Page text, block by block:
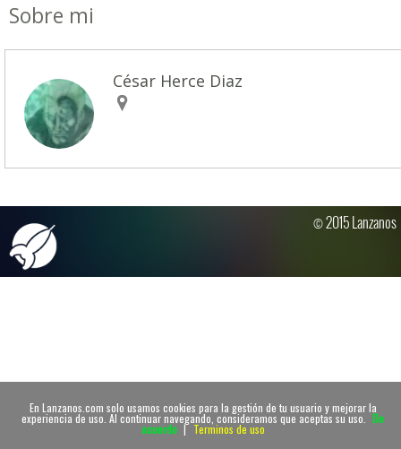
En Lanzanos.com solo usamos cookies para la gestión de tu usuario y mejorar la
experiencia de uso. Al continuar navegando, consideramos que aceptas su uso. De
acuerdo | Terminos de uso
Sobre mi
César Herce Diaz
© 2015 Lanzanos